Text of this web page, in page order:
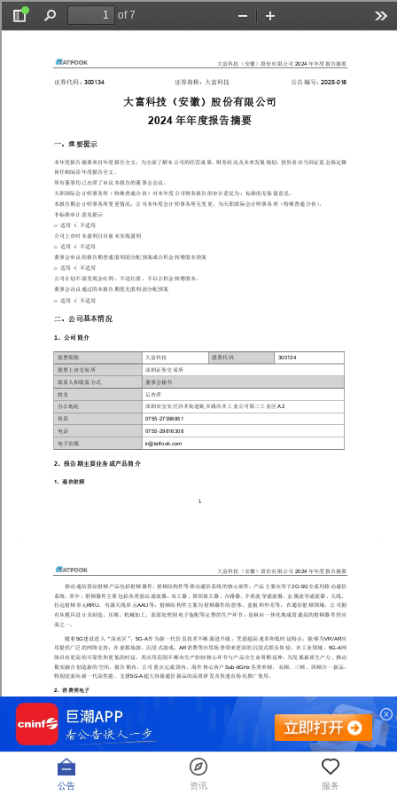
公告 资讯 服务